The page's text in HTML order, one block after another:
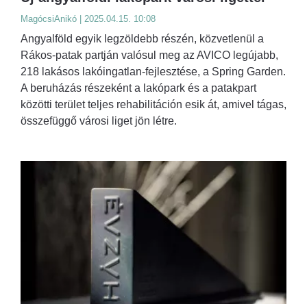
MagócsiAnikó | 2025.04.15. 10:08
Angyalföld egyik legzöldebb részén, közvetlenül a
Rákos-patak partján valósul meg az AVICO legújabb,
218 lakásos lakóingatlan-fejlesztése, a Spring Garden.
A beruházás részeként a lakópark és a patakpart
közötti terület teljes rehabilitáción esik át, amivel tágas,
összefüggő városi liget jön létre.